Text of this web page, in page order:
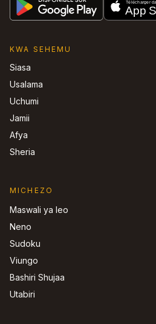
KWA SEHEMU
Siasa
Usalama
Uchumi
Jamii
Afya
Sheria
MICHEZO
Maswali ya leo
Neno
Sudoku
Viungo
Bashiri Shujaa
Utabiri